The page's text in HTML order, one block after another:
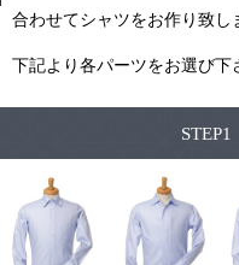
合わせてシャツをお作り致し
下記より各パーツをお選び下